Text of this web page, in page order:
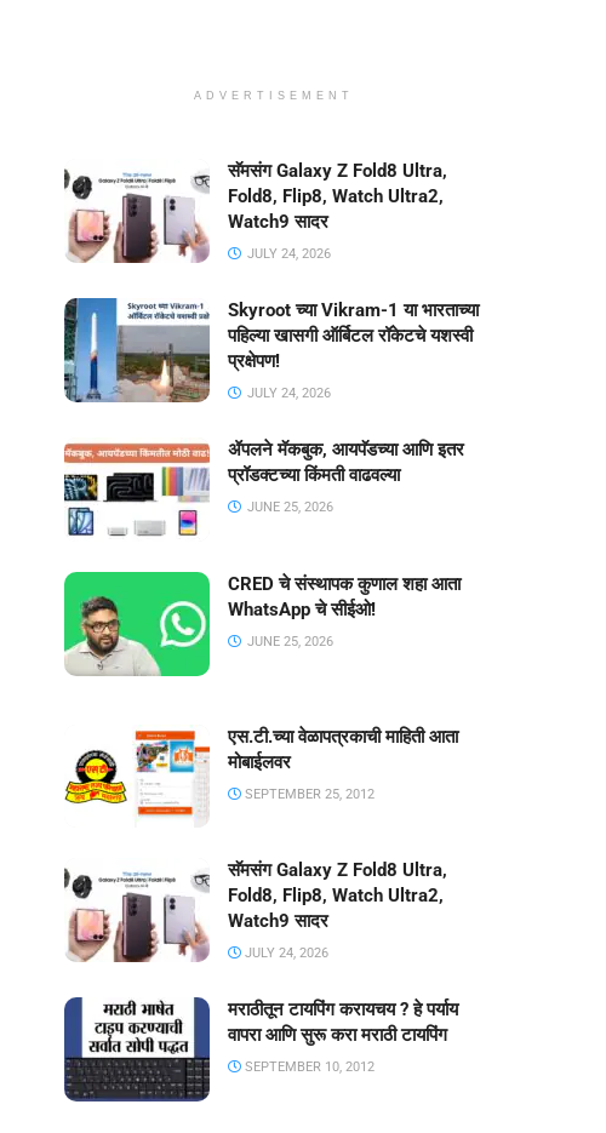
ADVERTISEMENT
सॅमसंग Galaxy Z Fold8 Ultra,
Fold8, Flip8, Watch Ultra2,
Watch9 सादर
JULY 24, 2026
Skyroot च्या Vikram-1 या भारताच्या
पहिल्या खासगी ऑर्बिटल रॉकेटचे यशस्वी
प्रक्षेपण!
JULY 24, 2026
ॲपलने मॅकबुक, आयपॅडच्या आणि इतर
प्रॉडक्टच्या किंमती वाढवल्या
JUNE 25, 2026
CRED चे संस्थापक कुणाल शहा आता
WhatsApp चे सीईओ!
JUNE 25, 2026
एस.टी.च्या वेळापत्रकाची माहिती आता
मोबाईलवर
SEPTEMBER 25, 2012
सॅमसंग Galaxy Z Fold8 Ultra,
Fold8, Flip8, Watch Ultra2,
Watch9 सादर
JULY 24, 2026
मराठीतून टायपिंग करायचय ? हे पर्याय
वापरा आणि सुरू करा मराठी टायपिंग
SEPTEMBER 10, 2012